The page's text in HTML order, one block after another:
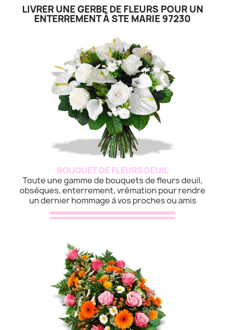
LIVRER UNE GERBE DE FLEURS POUR UN
ENTERREMENT À STE MARIE 97230
BOUQUET DE FLEURS DEUIL
Toute une gamme de bouquets de fleurs deuil,
obsèques, enterrement, vrémation pour rendre
un dernier hommage à vos proches ou amis